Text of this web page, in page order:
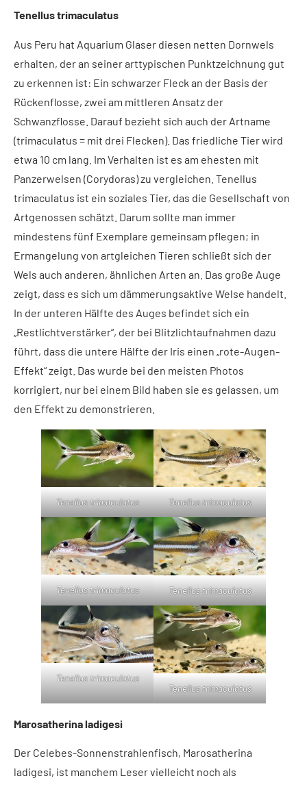
Tenellus trimaculatus
Aus Peru hat Aquarium Glaser diesen netten Dornwels
erhalten, der an seiner arttypischen Punktzeichnung gut
zu erkennen ist: Ein schwarzer Fleck an der Basis der
Rückenflosse, zwei am mittleren Ansatz der
Schwanzflosse. Darauf bezieht sich auch der Artname
(trimaculatus = mit drei Flecken). Das friedliche Tier wird
etwa 10 cm lang. Im Verhalten ist es am ehesten mit
Panzerwelsen (Corydoras) zu vergleichen. Tenellus
trimaculatus ist ein soziales Tier, das die Gesellschaft von
Artgenossen schätzt. Darum sollte man immer
mindestens fünf Exemplare gemeinsam pflegen; in
Ermangelung von artgleichen Tieren schließt sich der
Wels auch anderen, ähnlichen Arten an. Das große Auge
zeigt, dass es sich um dämmerungsaktive Welse handelt.
In der unteren Hälfte des Auges befindet sich ein
„Restlichtverstärker“, der bei Blitzlichtaufnahmen dazu
führt, dass die untere Hälfte der Iris einen „rote-Augen-
Effekt“ zeigt. Das wurde bei den meisten Photos
korrigiert, nur bei einem Bild haben sie es gelassen, um
den Effekt zu demonstrieren.
Tenellus trimaculatus Tenellus trimaculatus
Tenellus trimaculatus Tenellus trimaculatus
Tenellus trimaculatus
Tenellus trimaculatus
Marosatherina ladigesi
Der Celebes-Sonnenstrahlenfisch, Marosatherina
ladigesi, ist manchem Leser vielleicht noch als